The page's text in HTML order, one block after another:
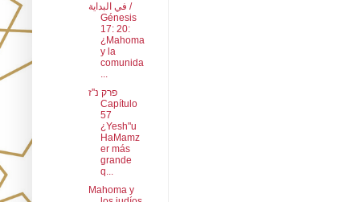
في البداية /
Génesis
17: 20:
¿Mahoma
y la
comunida
...
פרק נ''ז
Capítulo
57
¿Yesh"u
HaMamz
er más
grande
q...
Mahoma y